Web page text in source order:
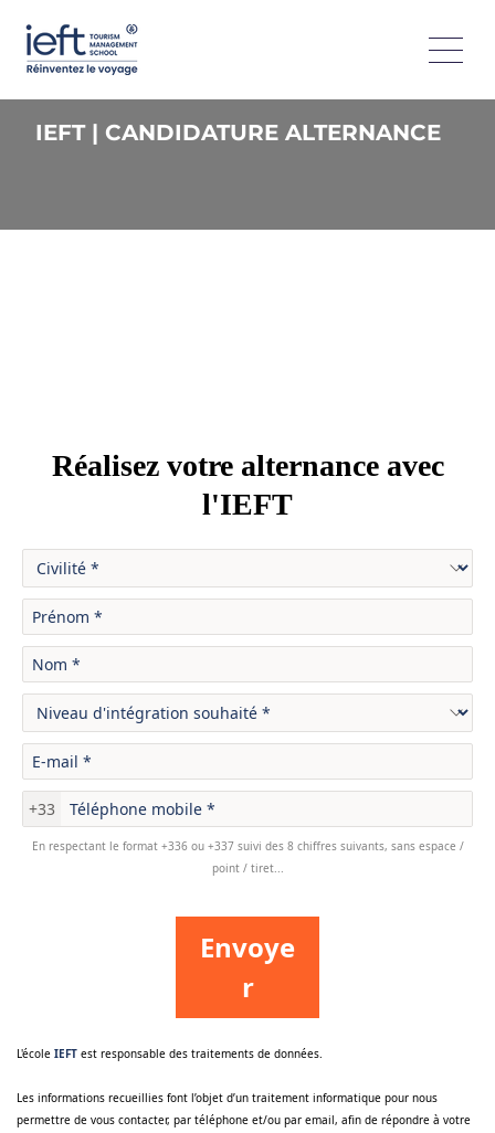
IEFT | CANDIDATURE ALTERNANCE
Réalisez votre alternance avec
l'IEFT
+33
En respectant le format +336 ou +337 suivi des 8 chiffres suivants, sans espace /
point / tiret...
Envoye
r
L'école IEFT est responsable des traitements de données.
Les informations recueillies font l’objet d’un traitement informatique pour nous
permettre de vous contacter, par téléphone et/ou par email, afin de répondre à votre